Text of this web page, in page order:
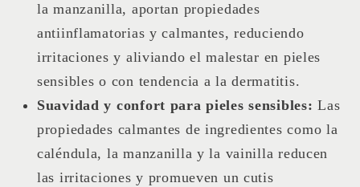
la manzanilla, aportan propiedades
antiinflamatorias y calmantes, reduciendo
irritaciones y aliviando el malestar en pieles
sensibles o con tendencia a la dermatitis.
Suavidad y confort para pieles sensibles: Las
propiedades calmantes de ingredientes como la
caléndula, la manzanilla y la vainilla reducen
las irritaciones y promueven un cutis